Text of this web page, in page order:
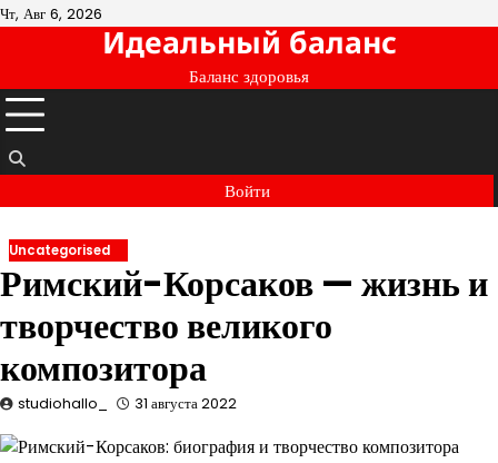
Перейти
Чт, Авг 6, 2026
Идеальный баланс
Баланс здоровья
Войти
Uncategorised
Римский-Корсаков — жизнь и
творчество великого
композитора
studiohallo_ 31 августа 2022